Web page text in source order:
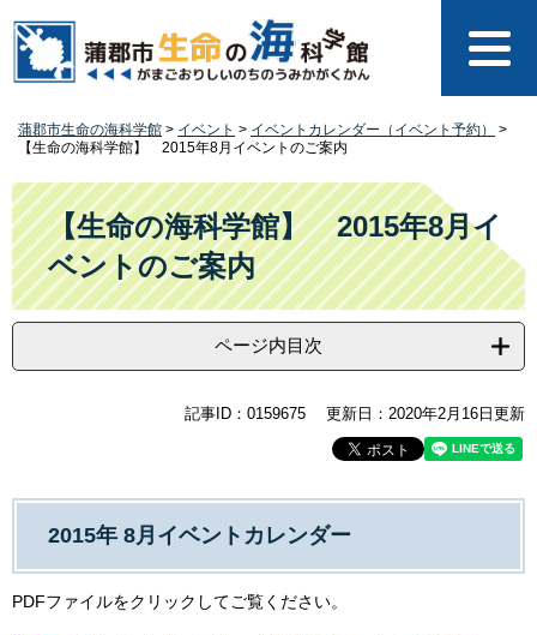
の
す
。
ー
し
て
本
文
へ
蒲郡市生命の海科学館 > イベント > イベントカレンダー（イベント予約）
>
【生命の海科学館】 2015年8月イベントのご案内
本
文
【生命の海科学館】 2015年8月イ
ベントのご案内
ページ内目次
記事ID：0159675 更新日：2020年2月16日更新
2015年 8月イベントカレンダー
PDFファイルをクリックしてご覧ください。